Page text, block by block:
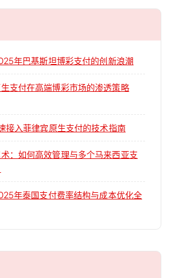
年巴基斯坦博彩支付的创新浪潮
支付在高端博彩市场的渗透策略
接入菲律宾原生支付的技术指南
术：如何高效管理与多个马来西亚支
年泰国支付费率结构与成本优化全